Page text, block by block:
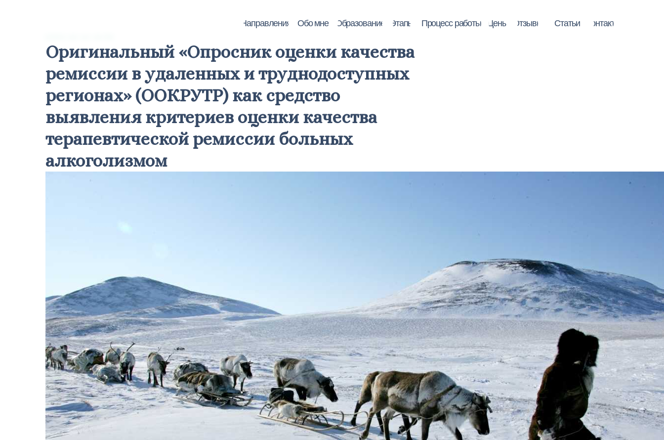
Контакты
Отзывы
Цены
Процесс работы
Этапы
Образование
Обо мне
Направления Статьи
Оригинальный «Опросник оценки качества
ремиссии в удаленных и труднодоступных
регионах» (ООКРУТР) как средство
выявления критериев оценки качества
терапевтической ремиссии больных
алкоголизмом